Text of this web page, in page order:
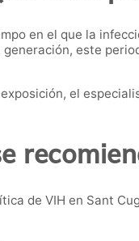
en el que la
este
el
de VIH en Sant